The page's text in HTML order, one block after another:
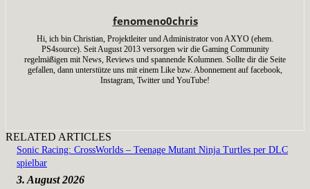
fenomeno0chris
Hi, ich bin Christian, Projektleiter und Administrator von AXYO (ehem.
PS4source). Seit August 2013 versorgen wir die Gaming Community
regelmäßigen mit News, Reviews und spannende Kolumnen. Sollte dir die Seite
gefallen, dann unterstütze uns mit einem Like bzw. Abonnement auf facebook,
Instagram, Twitter und YouTube!
RELATED ARTICLES
Sonic Racing: CrossWorlds – Teenage Mutant Ninja Turtles per DLC
spielbar
3. August 2026